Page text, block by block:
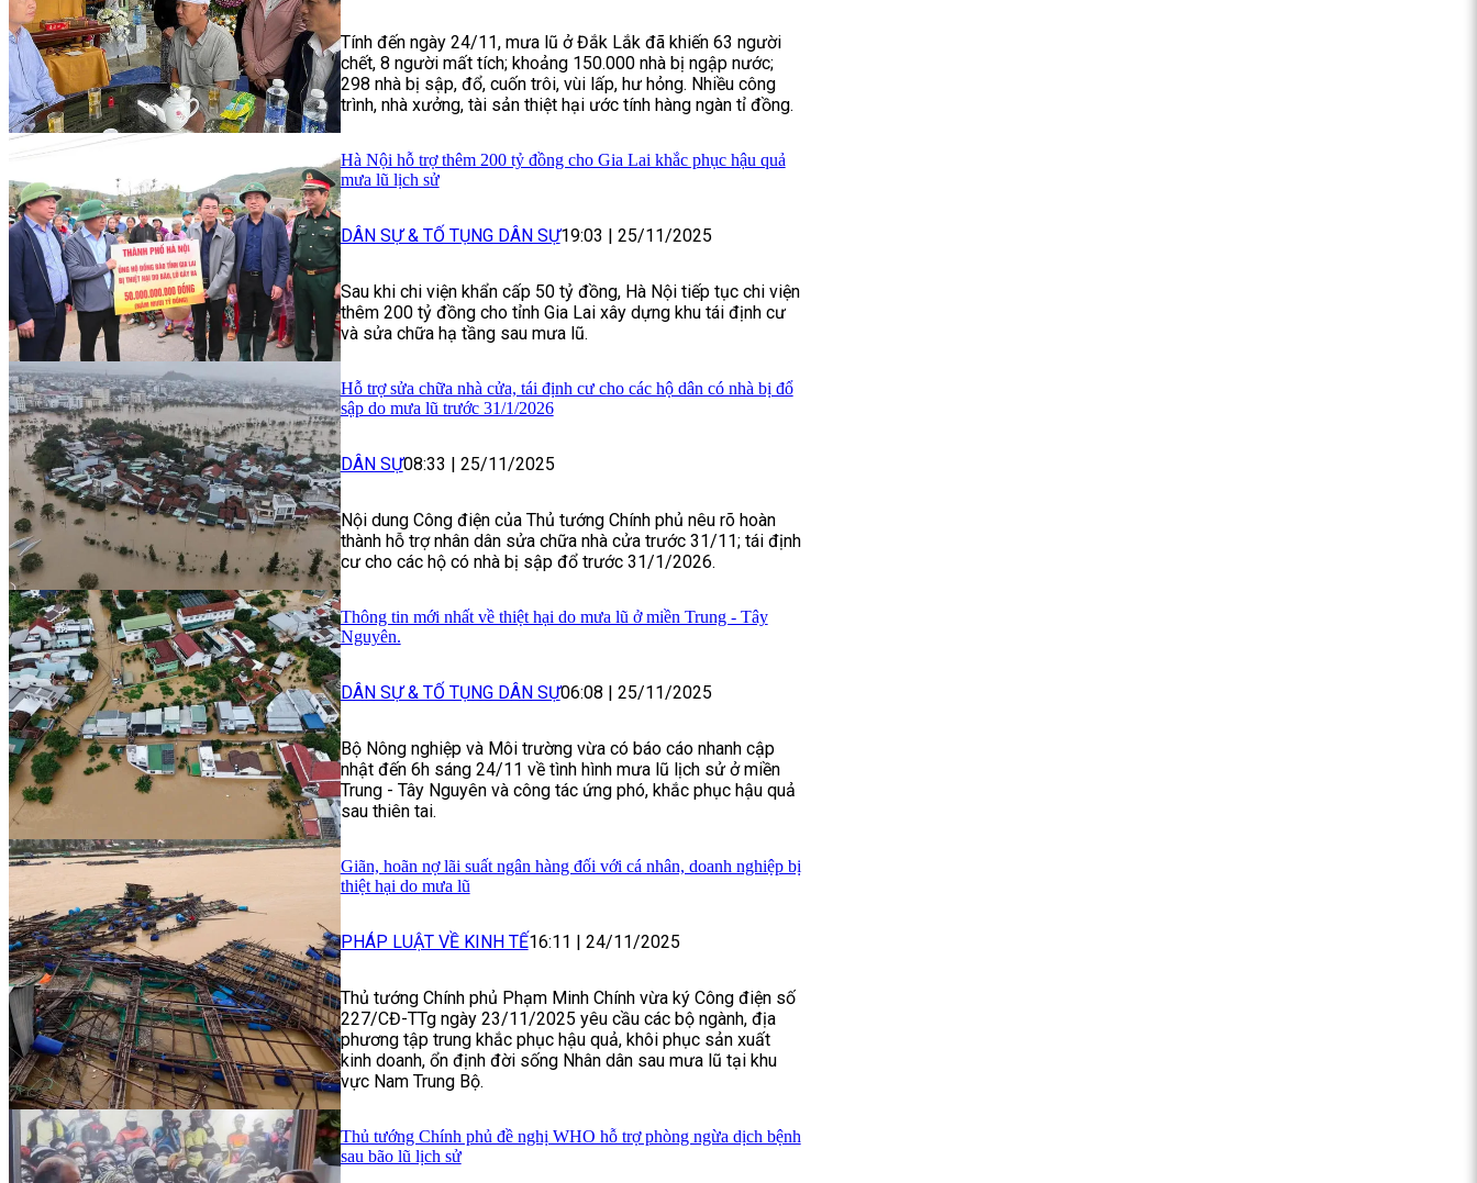
Tính đến ngày 24/11, mưa lũ ở Đắk Lắk đã khiến 63 người
chết, 8 người mất tích; khoảng 150.000 nhà bị ngập nước;
298 nhà bị sập, đổ, cuốn trôi, vùi lấp, hư hỏng. Nhiều công
trình, nhà xưởng, tài sản thiệt hại ước tính hàng ngàn tỉ đồng.
Hà Nội hỗ trợ thêm 200 tỷ đồng cho Gia Lai khắc phục hậu quả
mưa lũ lịch sử
DÂN SỰ & TỐ TỤNG DÂN SỰ19:03 | 25/11/2025
Sau khi chi viện khẩn cấp 50 tỷ đồng, Hà Nội tiếp tục chi viện
thêm 200 tỷ đồng cho tỉnh Gia Lai xây dựng khu tái định cư
và sửa chữa hạ tầng sau mưa lũ.
Hỗ trợ sửa chữa nhà cửa, tái định cư cho các hộ dân có nhà bị đổ
sập do mưa lũ trước 31/1/2026
DÂN SỰ08:33 | 25/11/2025
Nội dung Công điện của Thủ tướng Chính phủ nêu rõ hoàn
thành hỗ trợ nhân dân sửa chữa nhà cửa trước 31/11; tái định
cư cho các hộ có nhà bị sập đổ trước 31/1/2026.
Thông tin mới nhất về thiệt hại do mưa lũ ở miền Trung - Tây
Nguyên.
DÂN SỰ & TỐ TỤNG DÂN SỰ06:08 | 25/11/2025
Bộ Nông nghiệp và Môi trường vừa có báo cáo nhanh cập
nhật đến 6h sáng 24/11 về tình hình mưa lũ lịch sử ở miền
Trung - Tây Nguyên và công tác ứng phó, khắc phục hậu quả
sau thiên tai.
Giãn, hoãn nợ lãi suất ngân hàng đối với cá nhân, doanh nghiệp bị
thiệt hại do mưa lũ
PHÁP LUẬT VỀ KINH TẾ16:11 | 24/11/2025
Thủ tướng Chính phủ Phạm Minh Chính vừa ký Công điện số
227/CĐ-TTg ngày 23/11/2025 yêu cầu các bộ ngành, địa
phương tập trung khắc phục hậu quả, khôi phục sản xuất
kinh doanh, ổn định đời sống Nhân dân sau mưa lũ tại khu
vực Nam Trung Bộ.
Thủ tướng Chính phủ đề nghị WHO hỗ trợ phòng ngừa dịch bệnh
sau bão lũ lịch sử